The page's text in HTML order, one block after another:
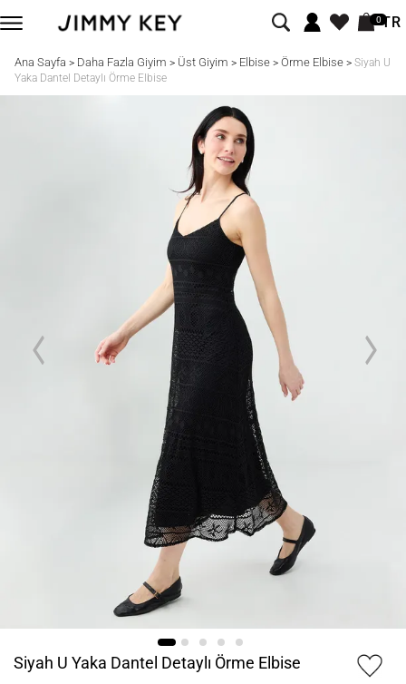
0TR
Ana Sayfa > Daha Fazla Giyim > Üst Giyim > Elbise> Örme Elbise> Siyah U
Yaka Dantel Detaylı Örme Elbise
Siyah U Yaka Dantel Detaylı Örme Elbise